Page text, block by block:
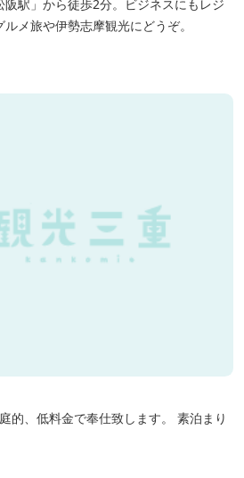
駅」から徒歩2分。ビジネスにもレジ
メ旅や伊勢志摩観光にどうぞ。
的、低料金で奉仕致します。 素泊まり